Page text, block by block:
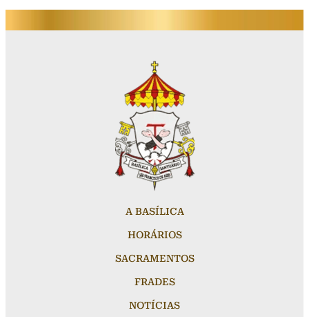
A BASÍLICA
HORÁRIOS
SACRAMENTOS
FRADES
NOTÍCIAS